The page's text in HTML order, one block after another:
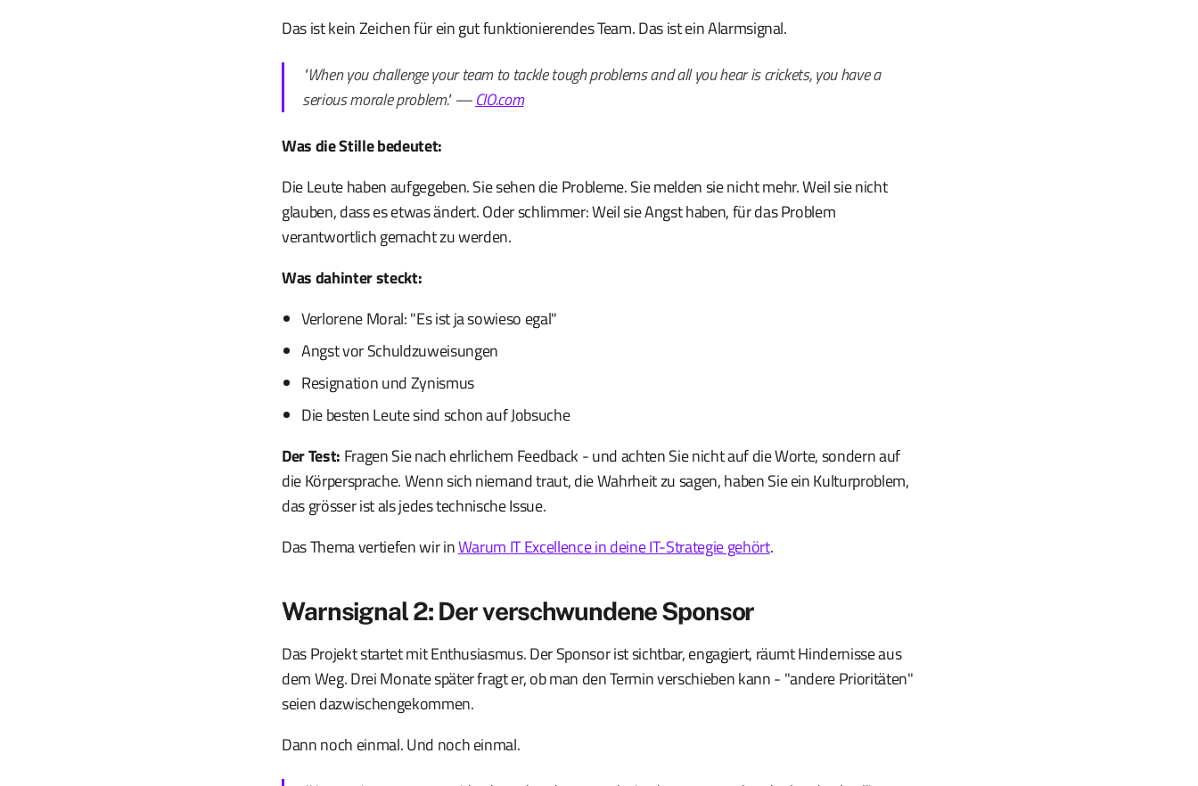
Das ist kein Zeichen für ein gut funktionierendes Team. Das ist ein Alarmsignal.
"When you challenge your team to tackle tough problems and all you hear is crickets, you have a
serious morale problem."—CIO.com
Was die Stille bedeutet:
Die Leute haben aufgegeben. Sie sehen die Probleme. Sie melden sie nicht mehr. Weil sie nicht
glauben, dass es etwas ändert. Oder schlimmer: Weil sie Angst haben, für das Problem
verantwortlich gemacht zu werden.
Was dahinter steckt:
Verlorene Moral: "Es ist ja sowieso egal"
Angst vor Schuldzuweisungen
Resignation und Zynismus
Die besten Leute sind schon auf Jobsuche
Der Test: Fragen Sie nach ehrlichem Feedback - und achten Sie nicht auf die Worte, sondern auf
die Körpersprache. Wenn sich niemand traut, die Wahrheit zu sagen, haben Sie ein Kulturproblem,
das grösser ist als jedes technische Issue.
Das Thema vertiefen wir inWarum IT Excellence in deine IT-Strategie gehört.
Warnsignal 2: Der verschwundene Sponsor
Das Projekt startet mit Enthusiasmus. Der Sponsor ist sichtbar, engagiert, räumt Hindernisse aus
dem Weg. Drei Monate später fragt er, ob man den Termin verschieben kann - "andere Prioritäten"
seien dazwischengekommen.
Dann noch einmal. Und noch einmal.